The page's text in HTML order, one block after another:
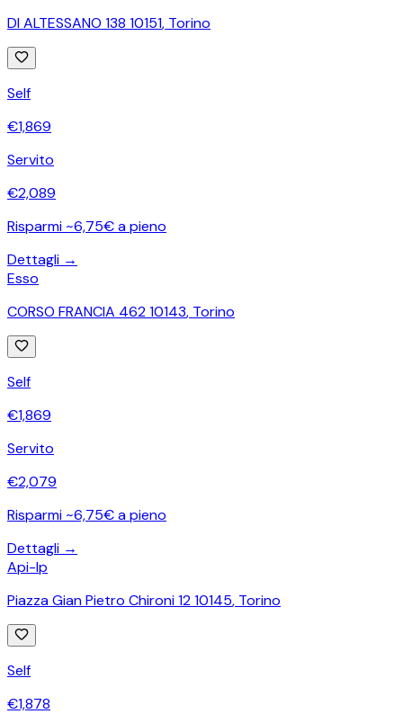
DI ALTESSANO 138 10151, Torino
Self
€1,869
Servito
€2,089
Risparmi ~6,75€ a pieno
Dettagli →
Esso
CORSO FRANCIA 462 10143, Torino
Self
€1,869
Servito
€2,079
Risparmi ~6,75€ a pieno
Dettagli →
Api-Ip
Piazza Gian Pietro Chironi 12 10145, Torino
Self
€1,878